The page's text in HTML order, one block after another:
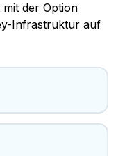
der Option
Infrastruktur auf